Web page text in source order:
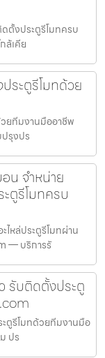
ตั้งประตูรีโมทครบ
ล้เคีย
ระตูรีโมทด้วย
ยทีมงานมืออาชีพ
รุงปร
น จำหน่าย
ะตูรีโมทครบ
ไหล่ประตูรีโมทผ่าน
— บริการรั
รับติดตั้งประตู
ตูรีโมทด้วยทีมงานมือ
ปร